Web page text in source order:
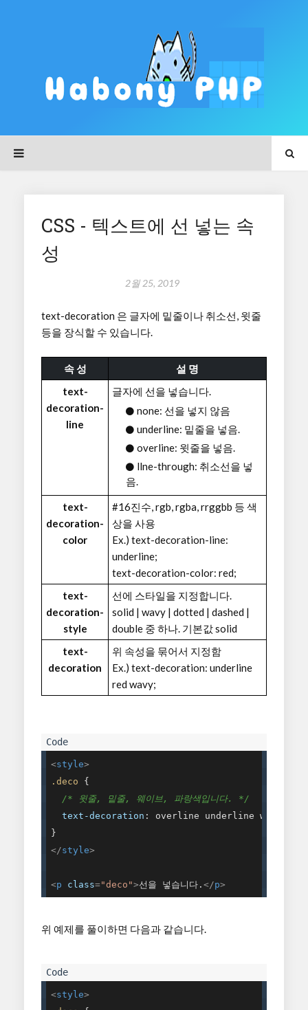
CSS - 텍스트에 선 넣는 속
성
2월 25, 2019
text-decoration 은 글자에 밑줄이나 취소선, 윗줄
등을 장식할 수 있습니다.
속 성
설 명
text-
decoration-
line
글자에 선을 넣습니다.
none: 선을 넣지 않음
underline: 밑줄을 넣음.
overline: 윗줄을 넣음.
llne-through: 취소선을 넣
음.
text-
decoration-
color
#16진수, rgb, rgba, rrggbb 등 색
상을 사용
Ex.) text-decoration-line:
underline;
text-decoration-color: red;
text-
decoration-
style
선에 스타일을 지정합니다.
solid | wavy | dotted | dashed |
double 중 하나. 기본값 solid
text-
decoration
위 속성을 묶어서 지정함
Ex.) text-decoration: underline
red wavy;
<style>
.deco {
/* 윗줄, 밑줄, 웨이브, 파랑색입니다. */
text-decoration : overline underline wavy
</style>
<p class="deco">선을 넣습니다. </p>
위 예제를 풀이하면 다음과 같습니다.
<style>